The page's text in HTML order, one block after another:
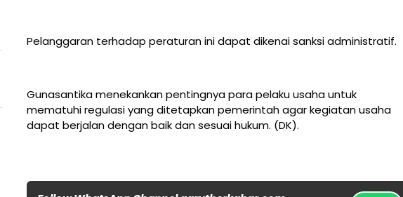
Pelanggaran terhadap peraturan ini dapat dikenai sanksi administratif.
Gunasantika menekankan pentingnya para pelaku usaha untuk
mematuhi regulasi yang ditetapkan pemerintah agar kegiatan usaha
dapat berjalan dengan baik dan sesuai hukum. (DK).